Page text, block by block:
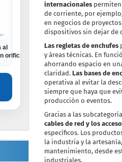
internacionales
de corriente, por
en negocios de
dispositivos sin dejar de
Las regletas de enchufes
y áreas técnicas. En
ahorrando espacio en
claridad.Las bases de
operativa al evitar la
siempre que haya que
producción o eventos.
Gracias a las
cables de red y los
específicos. Los
la industria y la
mantenimiento, desde
industriales.
al
orificio Euro